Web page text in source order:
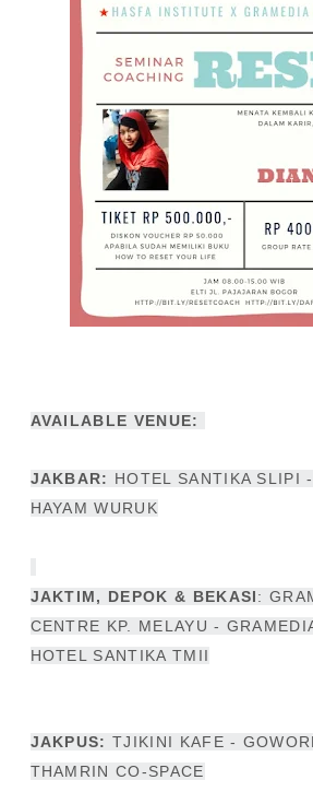
AVAILABLE VENUE:
JAKBAR: HOTEL SANTIKA SLIPI
HAYAM WURUK
JAKTIM, DEPOK & BEKASI:
CENTRE KP. MELAYU -
HOTEL SANTIKA TMII
JAKPUS:TJIKINI KAFE -
THAMRIN CO-SPACE